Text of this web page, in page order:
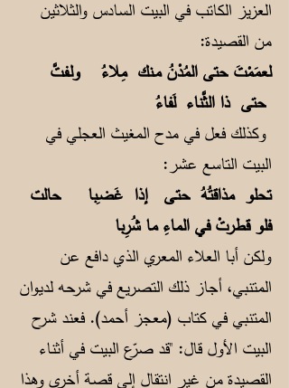
العزيز الكاتب في البيت السادس والثلاثين
من القصيدة:
لعمَمْتَ حتى المُدْنُ مـنك مِلاءُولـفـتَّ
حتى ذا الثَّناء لَفاءُ
وكذلك فعل في مدح المغيث العجلي في
البيت التاسع عشر:
تحلو مذاقتُهُ حتـى إذا غَضـِباحالت
فلو قطرتْ في الماءِ ما شُرِبا
ولكن أبا العلاء المعري الذي دافع عن
المتنبي، أجاز ذلك التصريع في شرحه لديوان
المتنبي في كتاب (معجز أحمد). فعند شرح
البيت الأول قال: "قد صرّع البيت في أثناء
القصيدة من غير انتقال إلى قصة أخرى وهذا